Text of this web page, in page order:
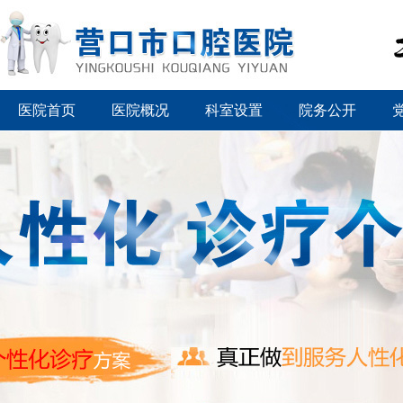
医院首页 医院概况 科室设置 院务公开